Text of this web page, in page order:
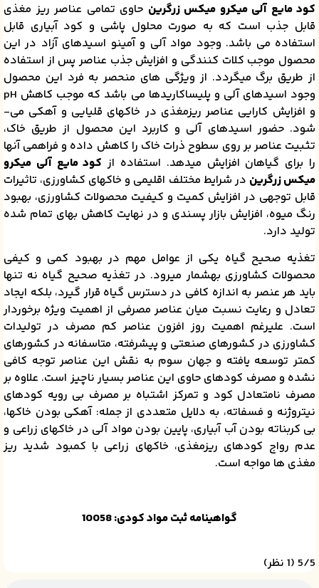
کود مایع آلی میکرو میکس زرگرین حاوی تمامی عناصر ریز مغذی
قابل جذب است که به­ صورت محلول­ پاشی و کود آبیاری قابل
استفاده می­ باشد. وجود مواد آلی و آمینو اسیدهای آزاد در این
محصول موجب کلات کنندگی و افزایش جذب عناصر پس از استفاده
از طریق برگ می­گردد. از ویژگی­ های منحصر به فرد این محصول
وجود اسیدهای آلی و پلی­ساکاریدها می­ باشد که موجب کاهش pH
افزایش کارایی عناصر ریزمغذی در خاک­های قلیایی و آهکی می­
شود. حضور اسیدهای آلی و کاربرد این محصول از طریق خاک،
تثبیت عناصر بر روی سطوح ذرات خاک را کاهش داده و فراهمی آن­ها
را برای گیاهان افزایش می­دهد. استفاده از کود مایع آلی میکرو
میکس زرگرین در شرایط مختلف اقلیمی و خاک­های کشاورزی، تاثیرات
قابل توجهی در افزایش کمیت و کیفیت محصولات کشاورزی، بهبود
رنگ میوه، افزایش بازار پسندی و در نهایت کاهش بهای تمام شده
تولید دارد.
تغذیه صحیح گیاه یکی از عوامل مهم در بهبود کمی و کیفی
محصولات کشاورزی به­شمار می­رود. در تغذیه صحیح گیاه نه تنها
باید هر عنصر به اندازه کافی در دسترس گیاه قرار گیرد، بلکه ایجاد
تعادل و رعایت نسبت میان عناصر مصرفی از اهمیت ویژه برخوردار
است. علی­رغم اهمیت روز افزون عناصر کم مصرف در تولیدات
کشاورزی در کشورهای صنعتی و پیشرفته، متاسفانه در کشورهای
کمتر توسعه یافته و جهان سوم به نقش این عناصر توجه کافی
نشده و مصرف کودهای حاوی این عناصر بسیار ناچیز است. علاوه بر
مصرف نامتعادل کود و تمرکز اشتباه بر مصرف بی­ رویه کودهای
نیتروژنه و فسفاته، به دلایل متعددی از جمله: آهکی بودن خاک­ها،
بی کربناته بودن آب آبیاری، پایین بودن مواد آلی در خاک­های زراعی و
عدم رواج کودهای ریزمغذی، خاک­های زراعی با کمبود شدید ریز
مغذی­ ها مواجه است.
گواهینامه ثبت مواد کودی: 10058
‫5/5 ‫(1 نظر)